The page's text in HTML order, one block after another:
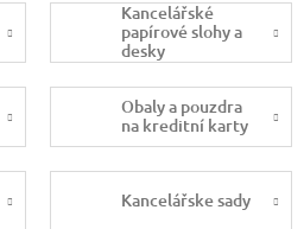
Kancelářské
papírové slohy a
desky
Obaly a pouzdra
na kreditní karty
Kancelářske sady